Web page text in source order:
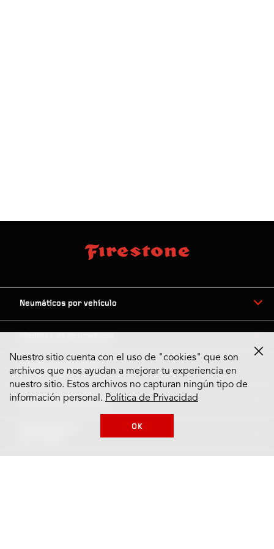
Neumáticos por vehículo
Neumáticos por Tipo
Neumáticos por Marca
Nuestro sitio cuenta con el uso de "cookies" que son
archivos que nos ayudan a mejorar tu experiencia en
nuestro sitio. Estos archivos no capturan ningún tipo de
información personal. Política de Privacidad
OK